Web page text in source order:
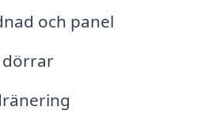
och panel
dörrar